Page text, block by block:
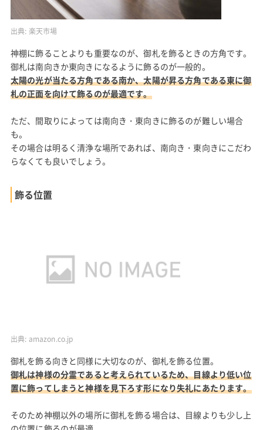
出典: 楽天市場
神棚に飾ることよりも重要なのが、御札を飾るときの方角です。
御札は南向きか東向きになるように飾るのが一般的。
太陽の光が当たる方角である南か、太陽が昇る方角である東に御
札の正面を向けて飾るのが最適です。
ただ、間取りによっては南向き・東向きに飾るのが難しい場合
も。
その場合は明るく清浄な場所であれば、南向き・東向きにこだわ
らなくても良いでしょう。
飾る位置
出典: amazon.co.jp
御札を飾る向きと同様に大切なのが、御札を飾る位置。
御札は神様の分霊であると考えられているため、目線より低い位
置に飾ってしまうと神様を見下ろす形になり失礼にあたります。
そのため神棚以外の場所に御札を飾る場合は、目線よりも少し上